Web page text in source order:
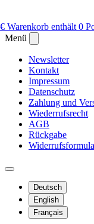
Warenkorb enthält 0
Menü
Newsletter
Kontakt
Impressum
Datenschutz
Zahlung und
Wiederrufsrecht
AGB
Rückgabe
Deutsch
English
Français